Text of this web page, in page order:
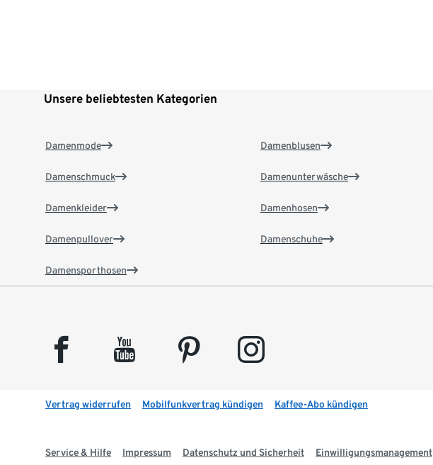
Unsere beliebtesten Kategorien
Damenmode
Damenschmuck
Damenkleider
Damenpullover
Damensporthosen
Damenblusen
Damenunterwäsche
Damenhosen
Damenschuhe
facebook youtube pinterest instagram
Vertrag widerrufen Mobilfunkvertrag kündigen Kaffee-Abo kündigen
Service & Hilfe Impressum Datenschutz und Sicherheit Einwilligungsmanagement